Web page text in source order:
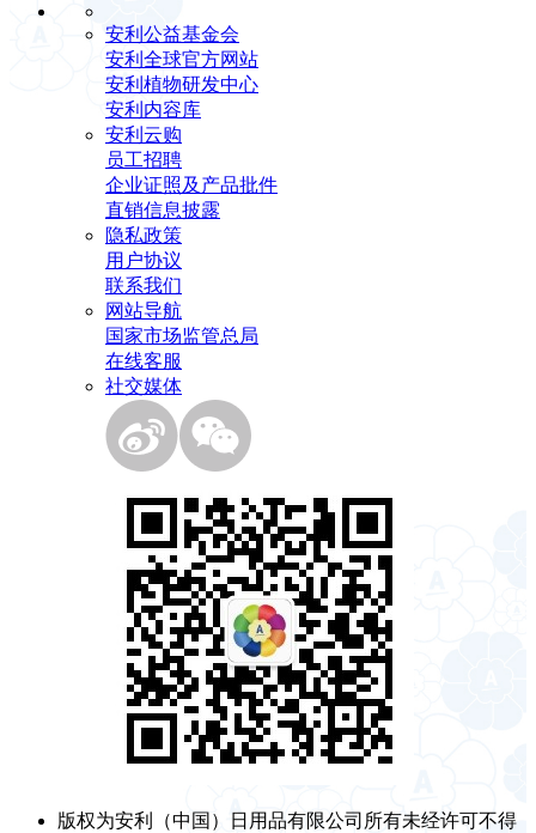
安利公益基金会
安利全球官方网站
安利植物研发中心
安利内容库
安利云购
员工招聘
企业证照及产品批件
直销信息披露
隐私政策
用户协议
联系我们
网站导航
国家市场监管总局
在线客服
社交媒体
版权为安利（中国）日用品有限公司所有未经许可不得